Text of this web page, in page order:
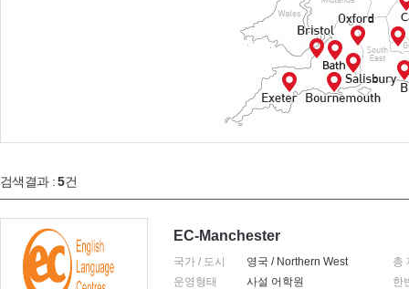
검색결과 :5건
EC-Manchester
국가 / 도시 영국 / Northern West
총
운영형태
사설 어학원 한